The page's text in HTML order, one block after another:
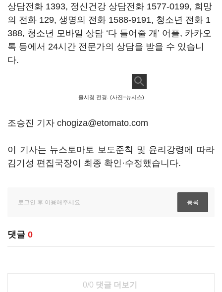
상담전화 1393, 정신건강 상담전화 1577-0199, 희망
의 전화 129, 생명의 전화 1588-9191, 청소년 전화 1
388, 청소년 모바일 상담 ‘다 들어줄 개’ 어플, 카카오
톡 등에서 24시간 전문가의 상담을 받을 수 있습니
다.
울시청 전경. (사진=뉴시스)
조승진 기자 chogiza@etomato.com
이 기사는 뉴스토마토 보도준칙 및 윤리강령에 따라
김기성 편집국장이 최종 확인·수정했습니다.
댓글 0
0/0 댓글 더보기